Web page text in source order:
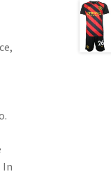
In